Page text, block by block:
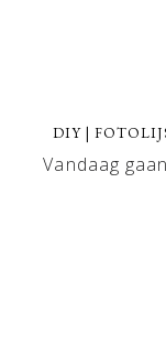
DIY |
Vandaag